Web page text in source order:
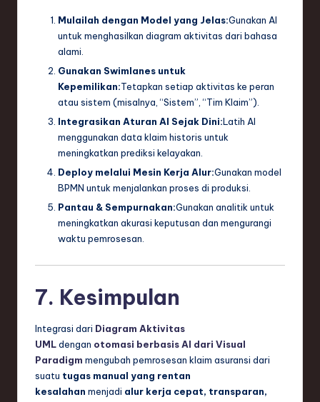
Mulailah dengan Model yang Jelas:Gunakan AI
untuk menghasilkan diagram aktivitas dari bahasa
alami.
Gunakan Swimlanes untuk
Kepemilikan:Tetapkan setiap aktivitas ke peran
atau sistem (misalnya, “Sistem”, “Tim Klaim”).
Integrasikan Aturan AI Sejak Dini:Latih AI
menggunakan data klaim historis untuk
meningkatkan prediksi kelayakan.
Deploy melalui Mesin Kerja Alur:Gunakan model
BPMN untuk menjalankan proses di produksi.
Pantau & Sempurnakan:Gunakan analitik untuk
meningkatkan akurasi keputusan dan mengurangi
waktu pemrosesan.
7. Kesimpulan
Integrasi dari Diagram Aktivitas
UMLdengan otomasi berbasis AI dari Visual
Paradigm mengubah pemrosesan klaim asuransi dari
suatu tugas manual yang rentan
kesalahan menjadi alur kerja cepat, transparan,